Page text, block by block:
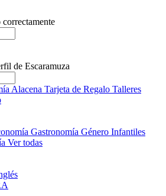
Alacena Tarjeta de Regalo Talleres
Gastronomía Género Infantiles
Ver todas